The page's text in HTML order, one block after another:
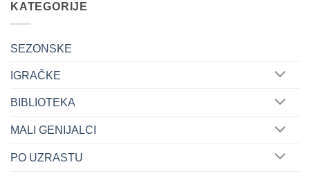
KATEGORIJE
SEZONSKE
IGRAČKE
BIBLIOTEKA
MALI GENIJALCI
PO UZRASTU